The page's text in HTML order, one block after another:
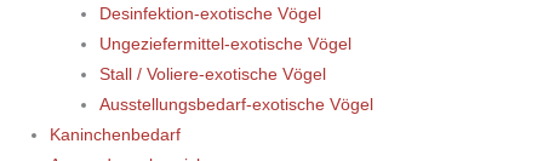
Desinfektion-exotische Vögel
Ungeziefermittel-exotische Vögel
Stall / Voliere-exotische Vögel
Ausstellungsbedarf-exotische Vögel
Kaninchenbedarf